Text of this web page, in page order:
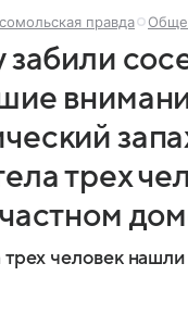
правда
забили
трех
человек нашли